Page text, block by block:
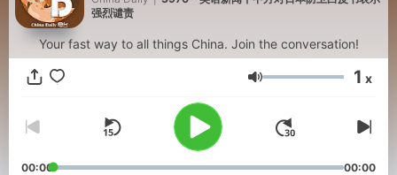
强烈谴责
Your fast way to all things China. Join the conversation!
Volum 1 x
00:00 00:00